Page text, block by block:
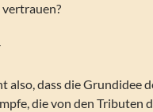
also, dass die Grundidee
die von den Tributen